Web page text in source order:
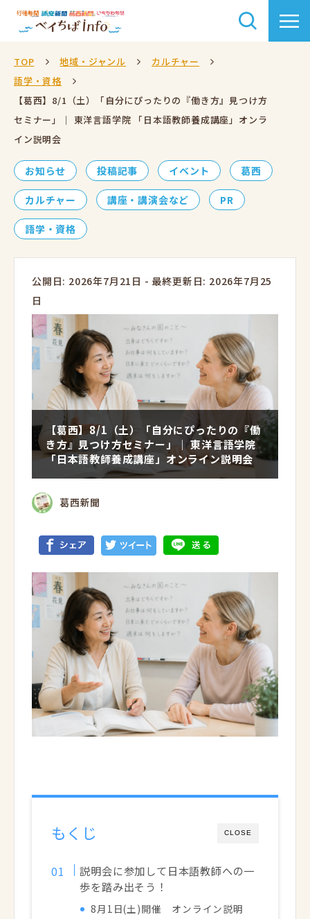
TOP 地域・ジャンル
カルチャー
語学・資格
【葛西】8/1（土）「自分にぴったりの『働き方』見つけ方
セミナー」｜ 東洋言語学院 「日本語教師養成講座」オンラ
イン説明会
お知らせ 投稿記事 イベント 葛西
カルチャー 講座・講演会など PR
語学・資格
公開日: 2026年7月21日 - 最終更新日: 2026年7月25
日
【葛西】8/1（土）「自分にぴったりの『働
き方』見つけ方セミナー」｜ 東洋言語学院
「日本語教師養成講座」オンライン説明会
葛西新聞
CLOSE
もくじ
説明会に参加して日本語教師への一
歩を踏み出そう！
8月1日(土)開催 オンライン説明